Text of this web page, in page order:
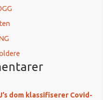
dom klassifiserer Covid-